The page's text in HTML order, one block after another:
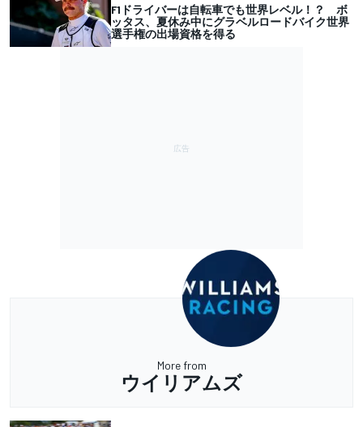
F1ドライバーは自転車でも世界レベル！？ ボ
ッタス、夏休み中にグラベルロードバイク世界
選手権の出場資格を得る
More from
ウイリアムズ